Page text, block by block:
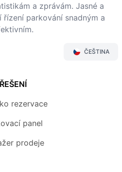
a zprávám. Jasné a
parkování snadným a
ČEŠTINA
ŘEŠENÍ
rezervace
panel
prodeje